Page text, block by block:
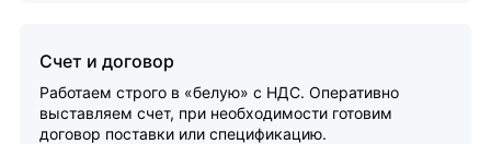
Счет и договор
Работаем строго в «белую» с НДС. Оперативно
выставляем счет, при необходимости готовим
договор поставки или спецификацию.